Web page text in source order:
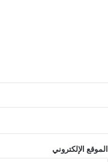
الموقع الإلكتروني